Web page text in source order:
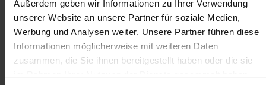
Außerdem geben wir Informationen zu Ihrer Verwendung
unserer Website an unsere Partner für soziale Medien,
Werbung und Analysen weiter. Unsere Partner führen diese
Informationen möglicherweise mit weiteren Daten
zusammen, die Sie ihnen bereitgestellt haben oder die sie
Das sind deine Aufgaben:
Analysieren und Beheben von Störungen an unseren
vollautomatisierten Fertigungsanlagen